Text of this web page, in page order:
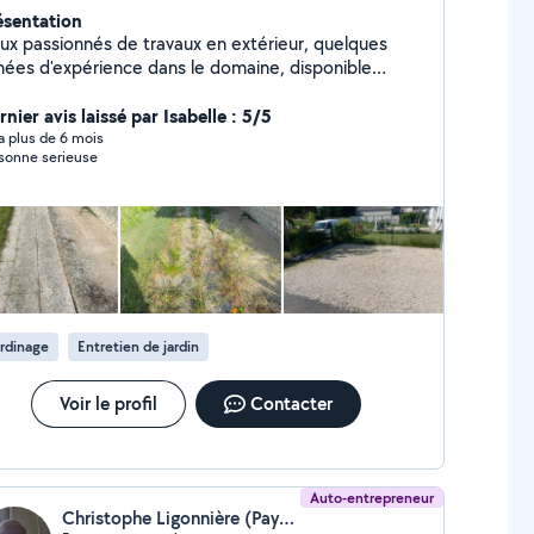
passionnés de travaux en extérieur, quelques
d'expérience dans le domaine, disponible
avis laissé par Isabelle : 5/5
plus de 6 mois
serieuse
Entretien de jardin
Voir le profil Contacter
Auto-entrepreneur
Christophe Ligonnière (Paysage Services)